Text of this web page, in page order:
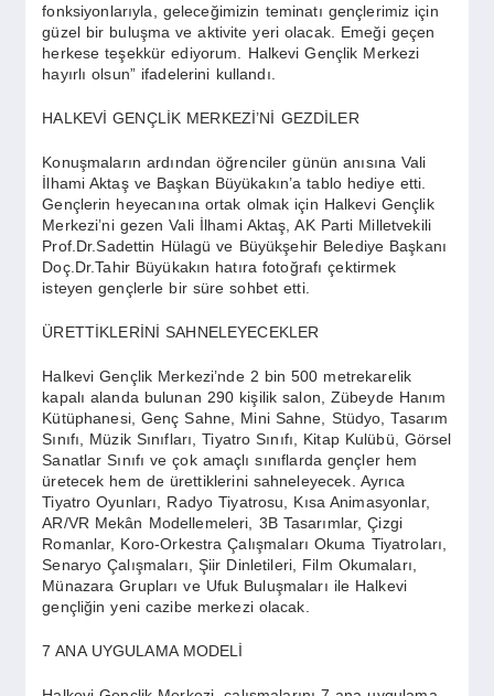
fonksiyonlarıyla, geleceğimizin teminatı gençlerimiz için
güzel bir buluşma ve aktivite yeri olacak. Emeği geçen
herkese teşekkür ediyorum. Halkevi Gençlik Merkezi
hayırlı olsun” ifadelerini kullandı.
HALKEVİ GENÇLİK MERKEZİ’Nİ GEZDİLER
Konuşmaların ardından öğrenciler günün anısına Vali
İlhami Aktaş ve Başkan Büyükakın’a tablo hediye etti.
Gençlerin heyecanına ortak olmak için Halkevi Gençlik
Merkezi’ni gezen Vali İlhami Aktaş, AK Parti Milletvekili
Prof.Dr.Sadettin Hülagü ve Büyükşehir Belediye Başkanı
Doç.Dr.Tahir Büyükakın hatıra fotoğrafı çektirmek
isteyen gençlerle bir süre sohbet etti.
ÜRETTİKLERİNİ SAHNELEYECEKLER
Halkevi Gençlik Merkezi’nde 2 bin 500 metrekarelik
kapalı alanda bulunan 290 kişilik salon, Zübeyde Hanım
Kütüphanesi, Genç Sahne, Mini Sahne, Stüdyo, Tasarım
Sınıfı, Müzik Sınıfları, Tiyatro Sınıfı, Kitap Kulübü, Görsel
Sanatlar Sınıfı ve çok amaçlı sınıflarda gençler hem
üretecek hem de ürettiklerini sahneleyecek. Ayrıca
Tiyatro Oyunları, Radyo Tiyatrosu, Kısa Animasyonlar,
AR/VR Mekân Modellemeleri, 3B Tasarımlar, Çizgi
Romanlar, Koro-Orkestra Çalışmaları Okuma Tiyatroları,
Senaryo Çalışmaları, Şiir Dinletileri, Film Okumaları,
Münazara Grupları ve Ufuk Buluşmaları ile Halkevi
gençliğin yeni cazibe merkezi olacak.
7 ANA UYGULAMA MODELİ